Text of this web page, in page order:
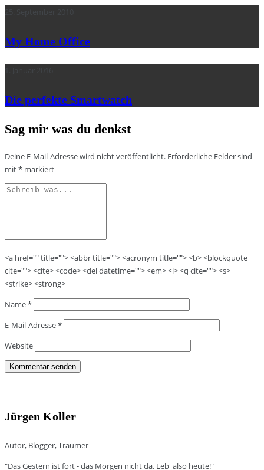
My Home Office
Die perfekte Smartwatch
Sag mir was du denkst
Deine E-Mail-Adresse wird nicht veröffentlicht. Erforderliche Felder sind
mit* markiert
<a href="" title=""> <abbr title=""> <acronym title=""> <b> <blockquote
cite=""> <cite> <code> <del datetime=""> <em> <i> <q cite=""> <s>
<strike> <strong>
Name*
E-Mail-Adresse*
Website
Jürgen Koller
Autor, Blogger, Träumer
"Das Gestern ist fort - das Morgen nicht da. Leb' also heute!"